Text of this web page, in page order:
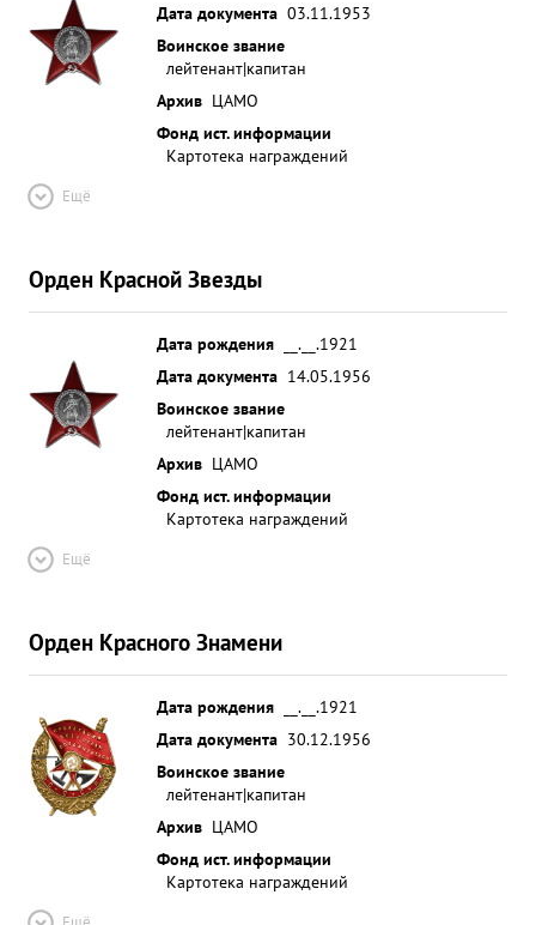
Дата документа 03.11.1953
Воинское звание
лейтенант|капитан
Архив ЦАМО
Фонд ист. информации
Картотека награждений
Ещё
Орден Красной Звезды
Дата рождения
__.__.1921
Дата документа 14.05.1956
Воинское звание
лейтенант|капитан
Архив ЦАМО
Фонд ист. информации
Картотека награждений
Ещё
Орден Красного Знамени
Дата рождения
__.__.1921
Дата документа 30.12.1956
Воинское звание
лейтенант|капитан
Архив ЦАМО
Фонд ист. информации
Картотека награждений